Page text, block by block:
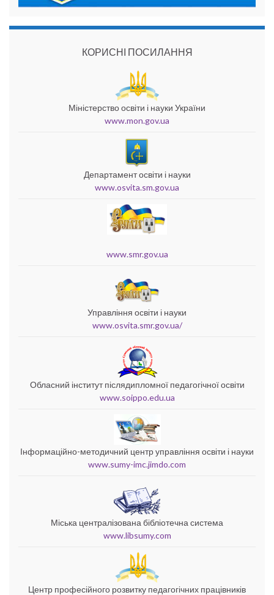
КОРИСНІ ПОСИЛАННЯ
Міністерство освіти і науки України
www.mon.gov.ua
Департамент освіти і науки
www.osvita.sm.gov.ua
www.smr.gov.ua
Управління освіти і науки
www.osvita.smr.gov.ua/
Обласний інститут післядипломної педагогічної освіти
www.soippo.edu.ua
Інформаційно-методичний центр управління освіти і науки
www.sumy-imc.jimdo.com
Міська централізована бібліотечна система
www.libsumy.com
Центр професійного розвитку педагогічних працівників